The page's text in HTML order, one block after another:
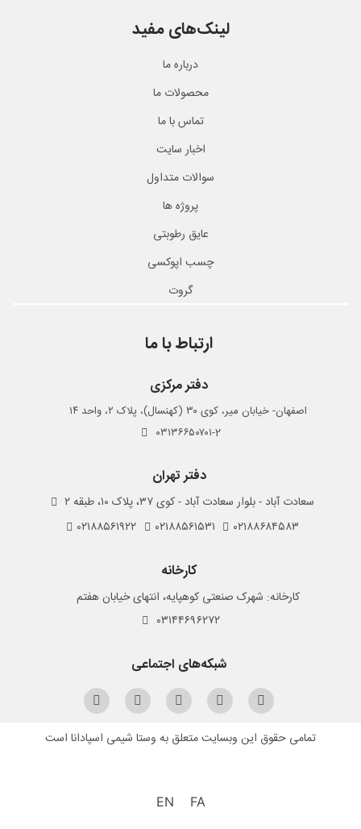
لینک‌های مفید
درباره ما
محصولات ما
تماس با ما
اخبار سایت
سوالات متداول
پروژه ها
عایق رطوبتی
چسب اپوکسی
گروت
ارتباط با ما
دفتر مرکزی
اصفهان- خیابان میر، کوی ۳۰ (کهنسال)، پلاک ۲، واحد ۱۴
۰۳۱۳۶۶۵۰۷۰۱-2
دفتر تهران
سعادت آباد - بلوار سعادت آباد - کوی ۳۷، پلاک ۱۰، طبقه ۲
۰۲۱۸۸۵۶۱۹۲۲
۰۲۱۸۸۵۶۱۵۳۱ ۰۲۱۸۸۶۸۴۵۸۳
کارخانه
کارخانه: شهرک صنعتی کوهپایه، انتهای خیابان هفتم
۰۳۱۴۴۶۹۶۲۷۲
شبکه‌های اجتماعی
تمامی حقوق این وبسایت متعلق به وستا شیمی اسپادانا است
EN FA